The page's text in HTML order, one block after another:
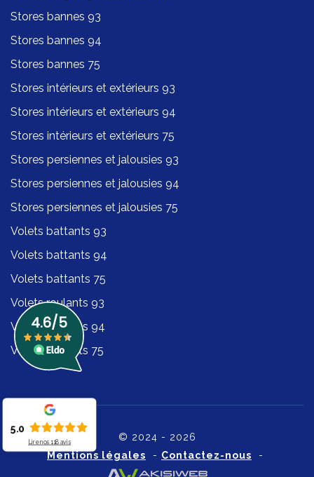
Stores bannes 93
Stores bannes 94
Stores bannes 75
Stores intérieurs et extérieurs 93
Stores intérieurs et extérieurs 94
Stores intérieurs et extérieurs 75
Stores persiennes et jalousies 93
Stores persiennes et jalousies 94
Stores persiennes et jalousies 75
Volets battants 93
Volets battants 94
Volets battants 75
Volets roulants 93
Volets roulants 94
Volets roulants 75
© 2024 - 2026
Mentions légales - Contactez-nous -
5.0
Lire nos 118 avis